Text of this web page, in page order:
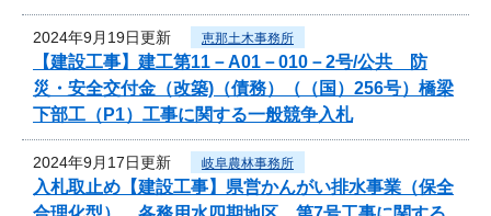
2024年9月19日更新 恵那土木事務所
【建設工事】建工第11－A01－010－2号/公共 防
災・安全交付金（改築)（債務）（（国）256号）橋梁
下部工（P1）工事に関する一般競争入札
2024年9月17日更新 岐阜農林事務所
入札取止め【建設工事】県営かんがい排水事業（保全